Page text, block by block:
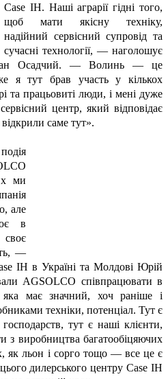
Case IH. Наші аграрії гідні того,
щоб мати якісну техніку,
надійний сервісний супровід та
сучасні технології, — наголошує
Осадчий. — Волинь — це
я тут брав участь у кількох
та працьовиті люди, і мені дуже
центр, який відповідає
саме тут».
ми
але
в
своє
—
IH в Україні та Молдові Юрій
AGSOLCO співпрацювати в
яка має значний, хоч раніше і
техніки, потенціал. Тут є
тут є наші клієнти,
з виробництва багатообіцяючих
як льон і сорго тощо — все це є
дилерського центру Case IH